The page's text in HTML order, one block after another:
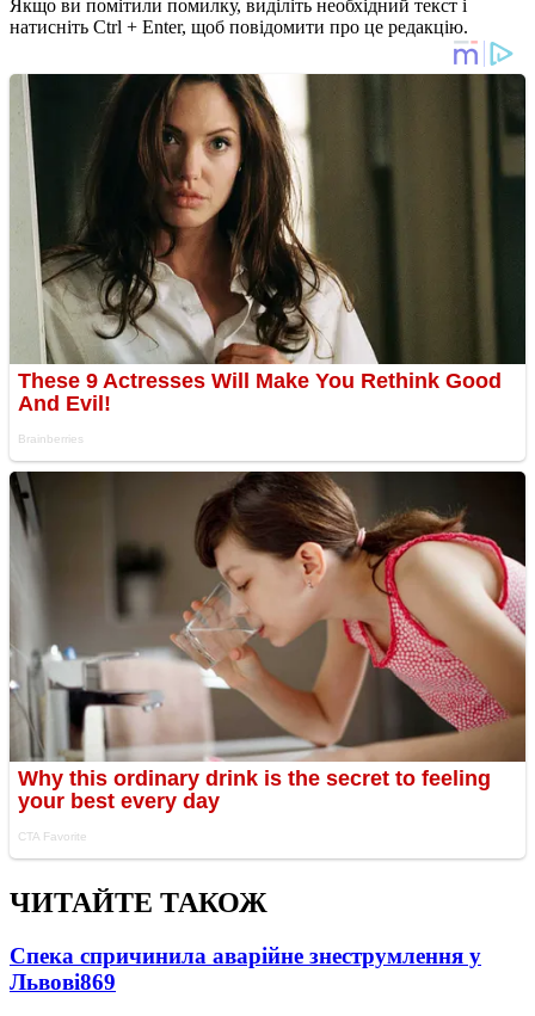
Якщо ви помітили помилку, виділіть необхідний текст і
натисніть Ctrl + Enter, щоб повідомити про це редакцію.
ЧИТАЙТЕ ТАКОЖ
Спека спричинила аварійне знеструмлення у
Львові869